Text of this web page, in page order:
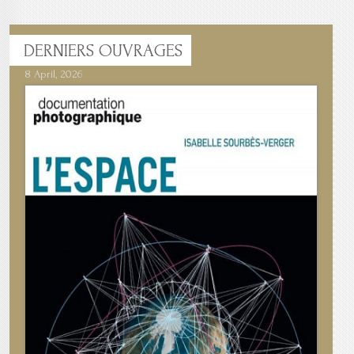
DERNIERS OUVRAGES
8 April, 2026
7 April, 2026
1 March, 2026
23 December, 2025
9 December, 2025
6 October, 2025
5 April, 2025
17 March, 2025
11 January, 2025
10 January, 2025